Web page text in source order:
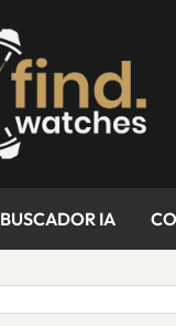
BUSCADOR IA